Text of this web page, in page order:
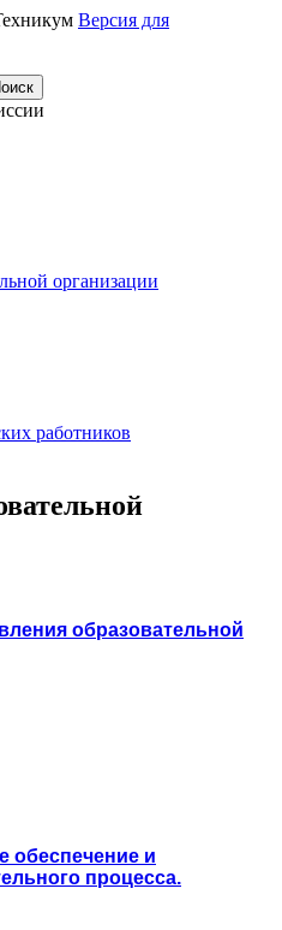
Версия для
организации
работников
образовательной
обеспечение и
процесса.